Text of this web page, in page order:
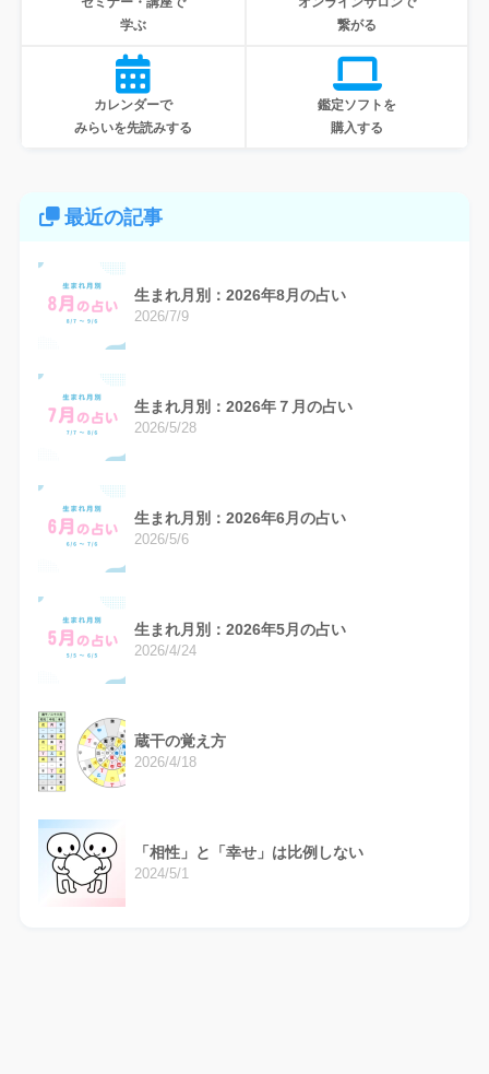
学ぶ
繋がる
カレンダーで
みらいを先読みする
鑑定ソフトを
購入する
最近の記事
生まれ月別：2026年8月の占い
2026/7/9
生まれ月別：2026年７月の占い
2026/5/28
生まれ月別：2026年6月の占い
2026/5/6
生まれ月別：2026年5月の占い
2026/4/24
蔵干の覚え方
2026/4/18
「相性」と「幸せ」は比例しない
2024/5/1